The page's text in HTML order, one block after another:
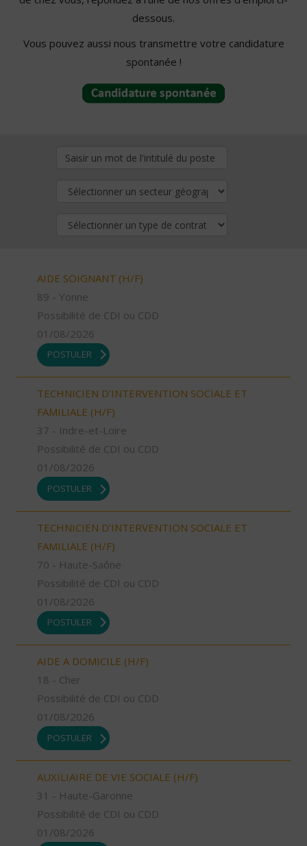
dessous.
Vous pouvez aussi nous transmettre votre candidature
spontanée !
AIDE SOIGNANT (H/F)
89 - Yonne
Possibilité de CDI ou CDD
01/08/2026
POSTULER
TECHNICIEN D’INTERVENTION SOCIALE ET
FAMILIALE (H/F)
37 - Indre-et-Loire
Possibilité de CDI ou CDD
01/08/2026
POSTULER
TECHNICIEN D’INTERVENTION SOCIALE ET
FAMILIALE (H/F)
70 - Haute-Saône
Possibilité de CDI ou CDD
01/08/2026
POSTULER
AIDE A DOMICILE (H/F)
18 - Cher
Possibilité de CDI ou CDD
01/08/2026
POSTULER
AUXILIAIRE DE VIE SOCIALE (H/F)
31 - Haute-Garonne
Possibilité de CDI ou CDD
01/08/2026